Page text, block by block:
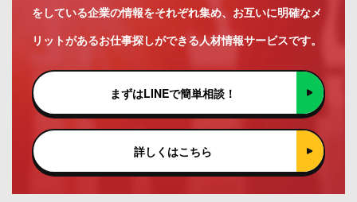
をしている企業の情報をそれぞれ集め、お互いに明確なメ
リットがあるお仕事探しができる人材情報サービスです。
まずはLINEで簡単相談！
詳しくはこちら